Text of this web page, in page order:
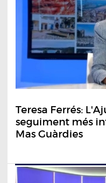
Teresa Ferrés:
seguiment més
Mas Guàrdies